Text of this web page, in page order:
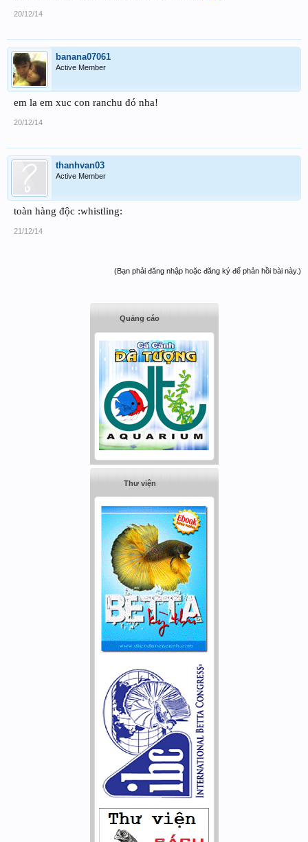
20/12/14
banana07061
Active Member
em la em xuc con ranchu đó nha!
20/12/14
thanhvan03
Active Member
toàn hàng độc :whistling:
21/12/14
(Bạn phải đăng nhập hoặc đăng ký để phản hồi bài này.)
Quảng cáo
Thư viện